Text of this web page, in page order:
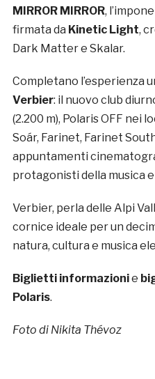
MIRROR MIRROR,
firmata da Kinetic Light,
Dark Matter e Skalar.
Completano l’esperienza
Verbier: il nuovo club
(2.200 m), Polaris OFF nei
Soár, Farinet, Farinet
appuntamenti
protagonisti della musica
Verbier, perla delle Alpi
cornice ideale per un
natura, cultura e musica
Biglietti informazionie
Polaris.
Foto di Nikita Thévoz